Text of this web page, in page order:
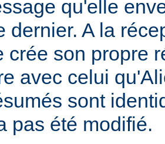
qu'elle
dernier. A la
crée son propre
avec celui
sont
pas été modifié.